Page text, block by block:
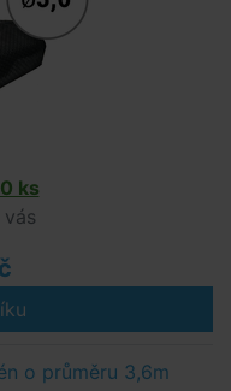
ks
o průměru 3,6m